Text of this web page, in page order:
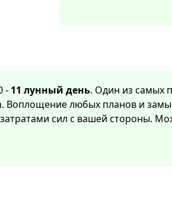
- 11 лунный день. Один из самых
Воплощение любых планов и
сил с вашей стороны.